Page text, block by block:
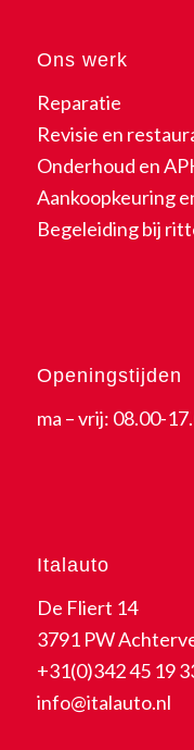
Ons werk
Reparatie
Revisie en
Onderhoud en
Aankoopkeuring
Begeleiding bij
Openingstijden
ma – vrij: 08.00-
Italauto
De Fliert 14
3791 PW
+31(0)342 45 19
info@italauto.nl